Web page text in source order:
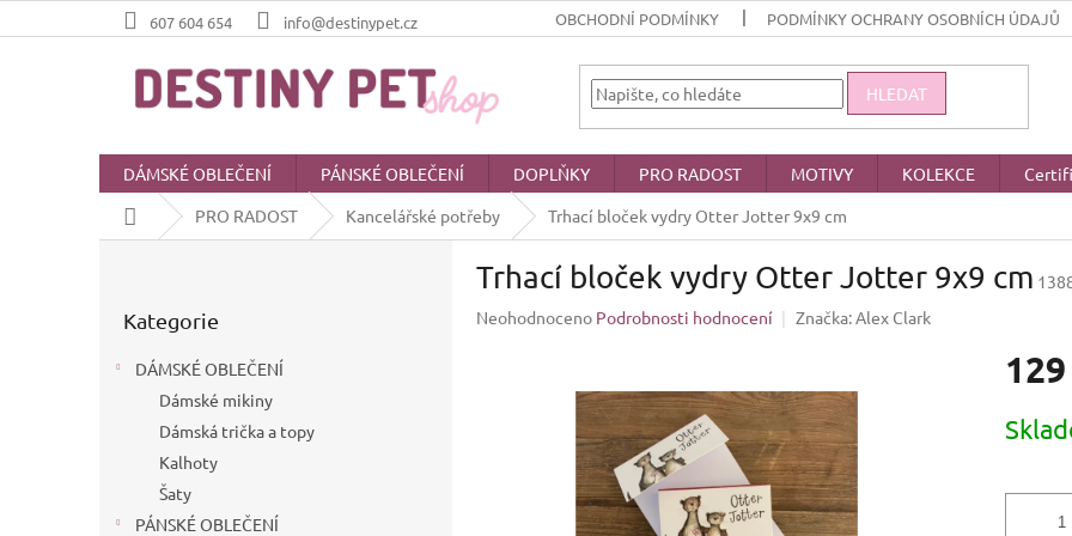
na
607 604 654 info@destinypet.cz OBCHODNÍ PODMÍNKY PODMÍNKY OCHRANY OSOBNÍCH ÚDAJŮ
HLEDAT
DÁMSKÉ OBLEČENÍ PÁNSKÉ OBLEČENÍ DOPLŇKY PRO RADOST MOTIVY KOLEKCE
Domů
PRO RADOST Kancelářské potřeby Trhací bloček vydry Otter Jotter 9x9 cm
kategorie
Kategorie
DÁMSKÉ OBLEČENÍ
Dámské mikiny
Dámská trička a topy
Kalhoty
Šaty
PÁNSKÉ OBLEČENÍ
Trhací bloček vydry Otter Jotter 9x9 cm
Průměrné
Neohodnoceno Podrobnosti hodnocení Značka:Alex Clark
cena: